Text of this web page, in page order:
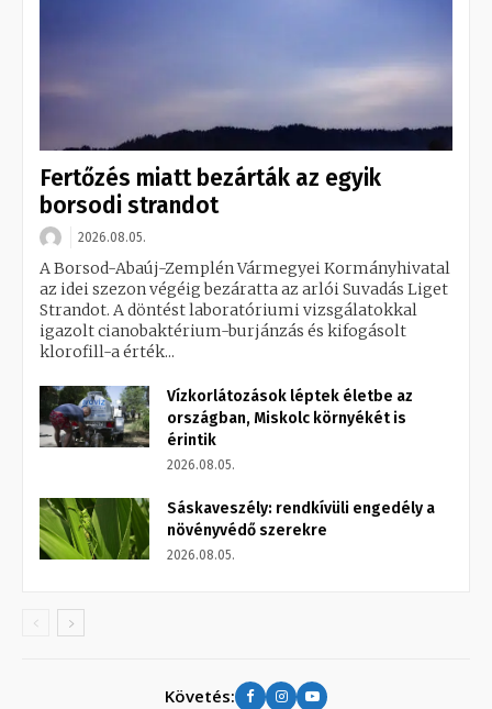
Fertőzés miatt bezárták az egyik
borsodi strandot
2026.08.05.
A Borsod-Abaúj-Zemplén Vármegyei Kormányhivatal
az idei szezon végéig bezáratta az arlói Suvadás Liget
Strandot. A döntést laboratóriumi vizsgálatokkal
igazolt cianobaktérium-burjánzás és kifogásolt
klorofill-a érték...
Vízkorlátozások léptek életbe az
országban, Miskolc környékét is
érintik
2026.08.05.
Sáskaveszély: rendkívüli engedély a
növényvédő szerekre
2026.08.05.
Követés: